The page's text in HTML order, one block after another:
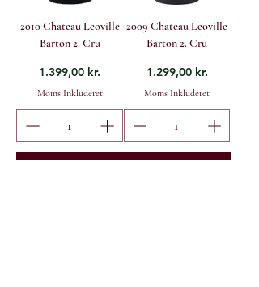
2010 Chateau Leoville
Barton 2. Cru
Pris
1.399,00 kr.
Moms Inkluderet
2009 Chateau Leoville
Barton 2. Cru
Pris
1.299,00 kr.
Moms Inkluderet